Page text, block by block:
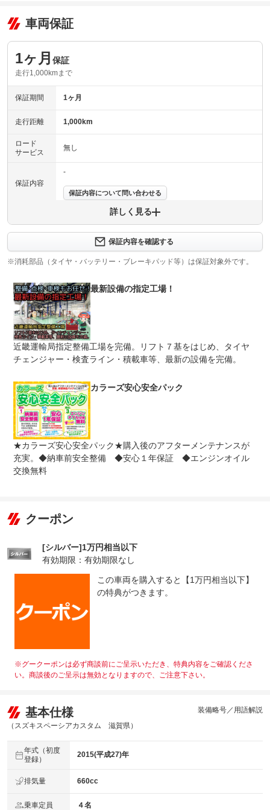
車両保証
1ヶ月 保証
走行1,000kmまで
保証期間 1ヶ月
走行距離 1,000km
ロード
サービス
無し
保証内容
-
保証内容について問い合わせる
上限金額
免責金 無し
保証修理
受付先
-
法定整備
整備付 法定12ヶ月または法定24ヶ月点検整備付
※車検なし・車検整備付の場合は法定24ヶ月点検整備付
※商用車は6ヶ月または12ヶ月点検整備付
について
-
詳しく見る
保証内容を確認する
※消耗部品（タイヤ・バッテリー・ブレーキパッド等）は保証対象外です。
最新設備の指定工場！
近畿運輸局指定整備工場を完備。リフト７基をはじめ、タイヤ
チェンジャー・検査ライン・積載車等、最新の設備を完備。
カラーズ安心安全パック
★カラーズ安心安全パック★購入後のアフターメンテナンスが
充実。◆納車前安全整備 ◆安心１年保証 ◆エンジンオイル
交換無料
クーポン
[シルバー]1万円相当以下
有効期限：有効期限なし
この車両を購入すると【1万円相当以下】
の特典がつきます。
※グークーポンは必ず商談前にご呈示いただき、特典内容をご確認くださ
い。商談後のご呈示は無効となりますので、ご注意下さい。
基本仕様
（スズキスペーシアカスタム 滋賀県）
装備略号／用語解説
年式（初度
登録）
2015(平成27)年
排気量 660cc
乗車定員 ４名